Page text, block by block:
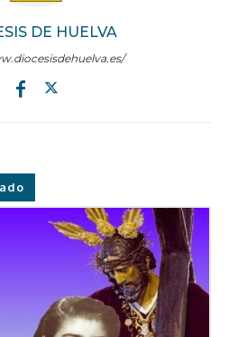
DE HUELVA